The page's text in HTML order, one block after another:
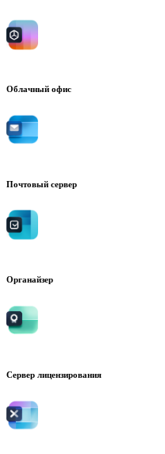
Облачный офис
Почтовый сервер
Органайзер
Сервер лицензирования